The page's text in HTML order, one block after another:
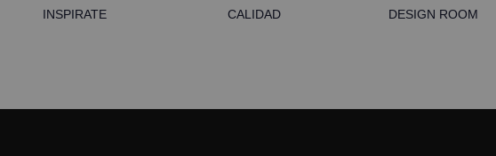
INSPIRATE CALIDAD DESIGN ROOM